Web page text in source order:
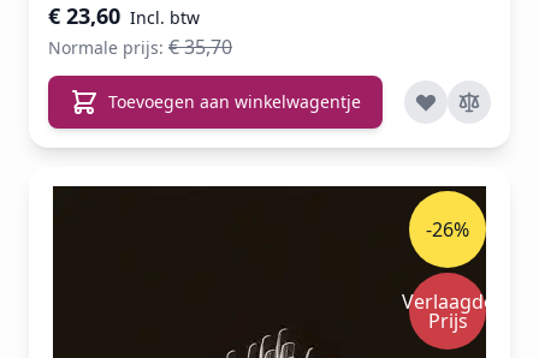
€ 23,60
Normale prijs: € 35,70
Toevoegen aan winkelwagentje
-26%
Verlaagde
Prijs